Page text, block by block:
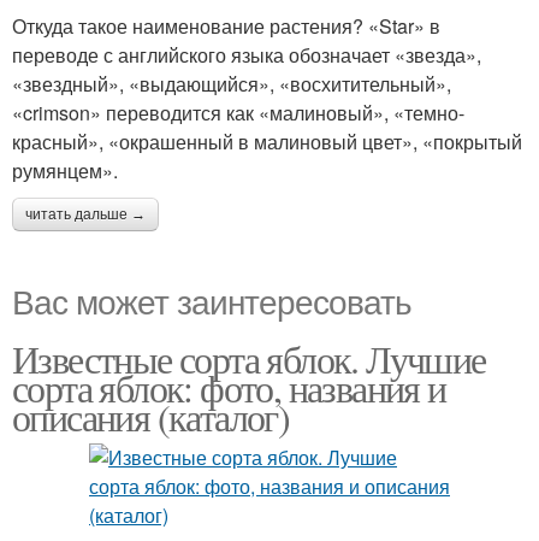
Откуда такое наименование растения? «Star» в
переводе с английского языка обозначает «звезда»,
«звездный», «выдающийся», «восхитительный»,
«crimson» переводится как «малиновый», «темно-
красный», «окрашенный в малиновый цвет», «покрытый
румянцем».
читать дальше →
Вас может заинтересовать
Известные сорта яблок. Лучшие
сорта яблок: фото, названия и
описания (каталог)